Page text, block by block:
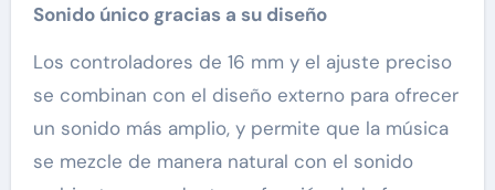
Sonido único gracias a su diseño
Los controladores de 16 mm y el ajuste preciso
se combinan con el diseño externo para ofrecer
un sonido más amplio, y permite que la música
se mezcle de manera natural con el sonido